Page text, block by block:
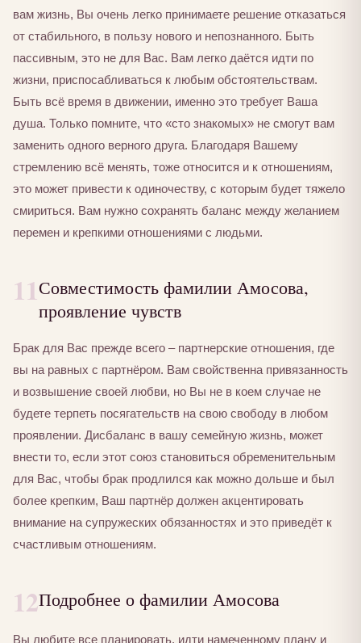
вам жизнь, Вы очень легко принимаете решение отказаться
от стабильного, в пользу нового и непознанного. Быть
пассивным, это не для Вас. Вам легко даётся идти по
жизни, приспосабливаться к любым обстоятельствам.
Быть всё время в движении, именно это требует Ваша
душа. Только помните, что «сто знакомых» не смогут вам
заменить одного верного друга. Благодаря Вашему
стремлению всё менять, тоже относится и к отношениям,
это может привести к одиночеству, с которым будет тяжело
смириться. Вам нужно сохранять баланс между желанием
перемен и крепкими отношениями с людьми.
11Совместимость фамилии Амосова,
проявление чувств
Брак для Вас прежде всего – партнерские отношения, где
вы на равных с партнёром. Вам свойственна привязанность
и возвышение своей любви, но Вы не в коем случае не
будете терпеть посягательств на свою свободу в любом
проявлении. Дисбаланс в вашу семейную жизнь, может
внести то, если этот союз становиться обременительным
для Вас, чтобы брак продлился как можно дольше и был
более крепким, Ваш партнёр должен акцентировать
внимание на супружеских обязанностях и это приведёт к
счастливым отношениям.
12Подробнее о фамилии Амосова
Вы любите все планировать, идти намеченному плану и